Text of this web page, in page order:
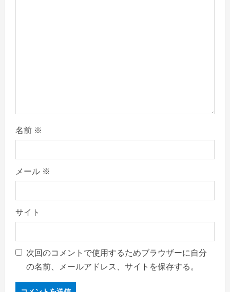
名前 ※
メール ※
サイト
次回のコメントで使用するためブラウザーに自分
の名前、メールアドレス、サイトを保存する。